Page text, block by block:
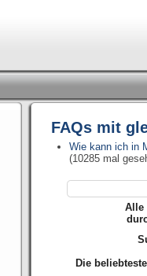
FAQs mit
Wie kann ich in
(10285 mal
Alle
Die